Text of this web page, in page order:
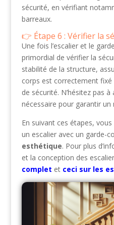
sécurité, en vérifiant
barreaux.
Étape 6 : Vérifier la
Une fois l’escalier et le
primordial de vérifier la
stabilité de la structure,
corps est correctement fixé
de sécurité. N’hésitez pas
nécessaire pour garantir
En suivant ces étapes,
un escalier avec un garde-
esthétique. Pour plus
et la conception des
complet et ceci sur les